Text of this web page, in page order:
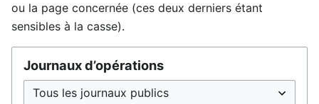
ou la page concernée (ces deux derniers étant
sensibles à la casse).
Journaux d’opérations